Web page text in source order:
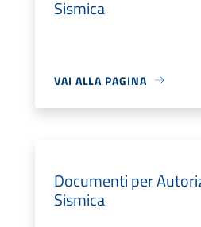
Sismica
VAI ALLA PAGINA
Documenti per
Sismica